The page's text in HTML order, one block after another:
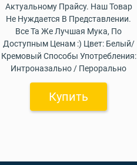
Актуальному Прайсу. Наш Товар
Не Нуждается В Представлении.
Все Та Же Лучшая Мука, По
Доступным Ценам :) Цвет: Белый/
Кремовый Способы Употребления:
Интроназально / Перорально
Купить